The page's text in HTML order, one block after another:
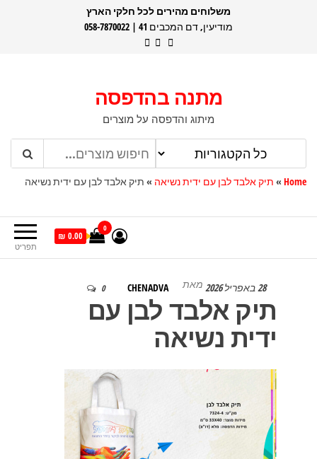
משלוחים מהירים לכל חלקי הארץ
מודיעין, דם המכבים 41 | 058-7870022
מתנה בהדפסה
מיתוג והדפסה על מוצרים
Home
» תיק אלבד לבן עם ידית נשיאה » תיק אלבד לבן עם ידית נשיאה
תפריט
0
0.00 ₪
28 באפריל 2026 מאת CHENADVA
0
תיק אלבד לבן עם
ידית נשיאה